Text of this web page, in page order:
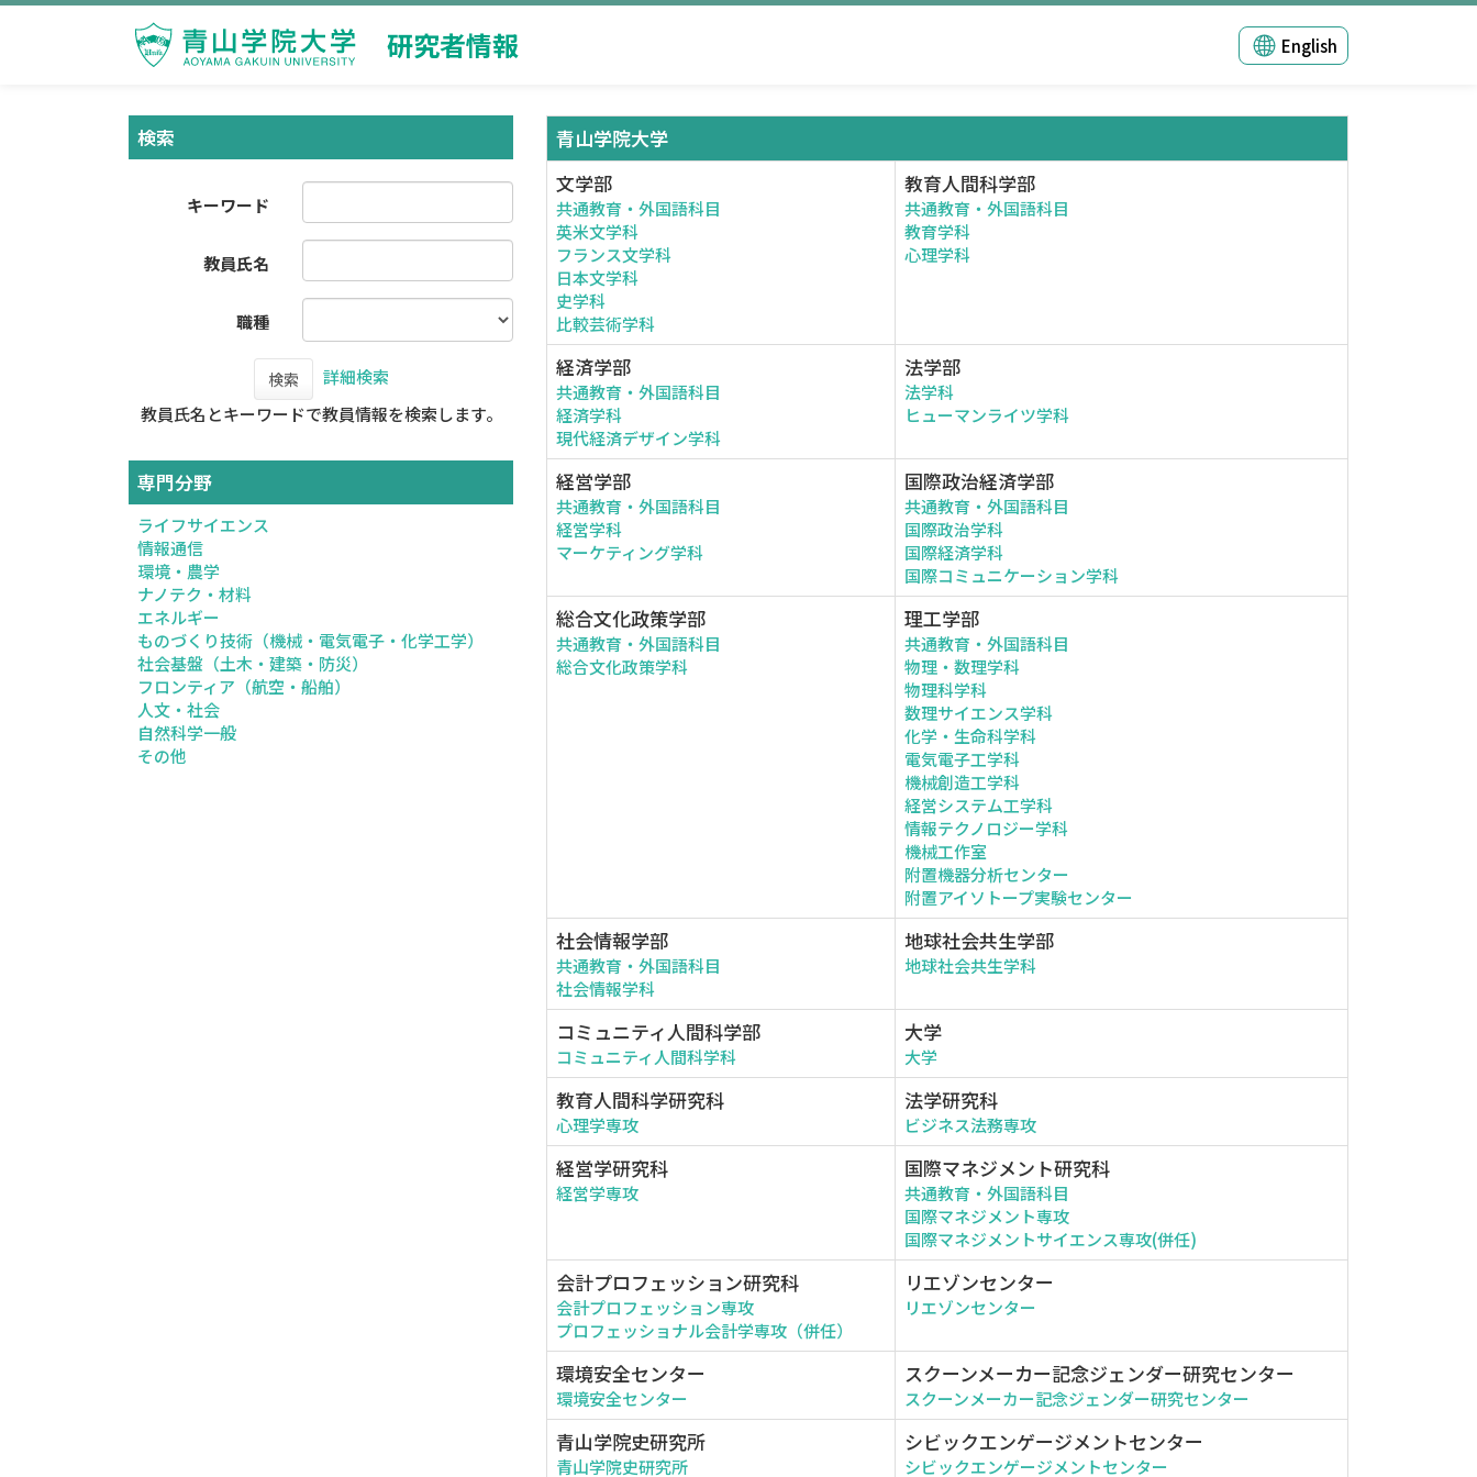
研究者情報 English
検索
キーワード
教員氏名
職種
検索
詳細検索
教員氏名とキーワードで教員情報を検索します。
専門分野
ライフサイエンス
情報通信
環境・農学
ナノテク・材料
エネルギー
ものづくり技術（機械・電気電子・化学工学）
社会基盤（土木・建築・防災）
フロンティア（航空・船舶）
人文・社会
自然科学一般
その他
青山学院大学
文学部
共通教育・外国語科目
英米文学科
フランス文学科
日本文学科
史学科
比較芸術学科
教育人間科学部
共通教育・外国語科目
教育学科
心理学科
経済学部
共通教育・外国語科目
経済学科
現代経済デザイン学科
法学部
法学科
ヒューマンライツ学科
経営学部
共通教育・外国語科目
経営学科
マーケティング学科
国際政治経済学部
共通教育・外国語科目
国際政治学科
国際経済学科
国際コミュニケーション学科
総合文化政策学部
共通教育・外国語科目
総合文化政策学科
理工学部
共通教育・外国語科目
物理・数理学科
物理科学科
数理サイエンス学科
化学・生命科学科
電気電子工学科
機械創造工学科
経営システム工学科
情報テクノロジー学科
機械工作室
附置機器分析センター
附置アイソトープ実験センター
社会情報学部
共通教育・外国語科目
社会情報学科
地球社会共生学部
地球社会共生学科
コミュニティ人間科学部
コミュニティ人間科学科
大学
大学
教育人間科学研究科
心理学専攻
法学研究科
ビジネス法務専攻
経営学研究科
経営学専攻
国際マネジメント研究科
共通教育・外国語科目
国際マネジメント専攻
国際マネジメントサイエンス専攻(併任)
会計プロフェッション研究科
会計プロフェッション専攻
プロフェッショナル会計学専攻（併任）
リエゾンセンター
リエゾンセンター
環境安全センター
環境安全センター
スクーンメーカー記念ジェンダー研究センター
スクーンメーカー記念ジェンダー研究センター
青山学院史研究所
青山学院史研究所
シビックエンゲージメントセンター
シビックエンゲージメントセンター